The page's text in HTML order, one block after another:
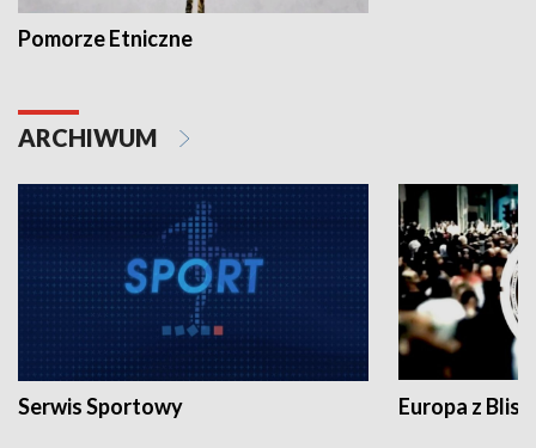
Pomorze Etniczne
ARCHIWUM
Serwis Sportowy Europa z